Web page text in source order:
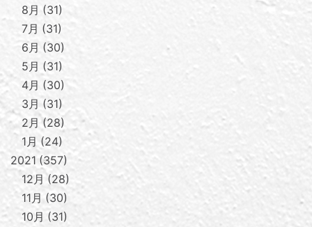
8月
31
7月
31
6月
30
5月
31
4月
30
3月
31
2月
28
1月
24
2021 357
12月
28
11月
30
10月
31